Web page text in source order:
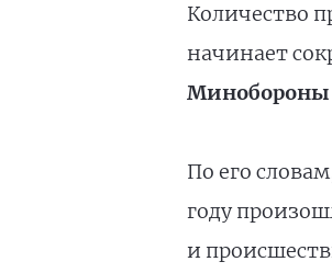
Количество
начинает
Минобороны
По его
году
и